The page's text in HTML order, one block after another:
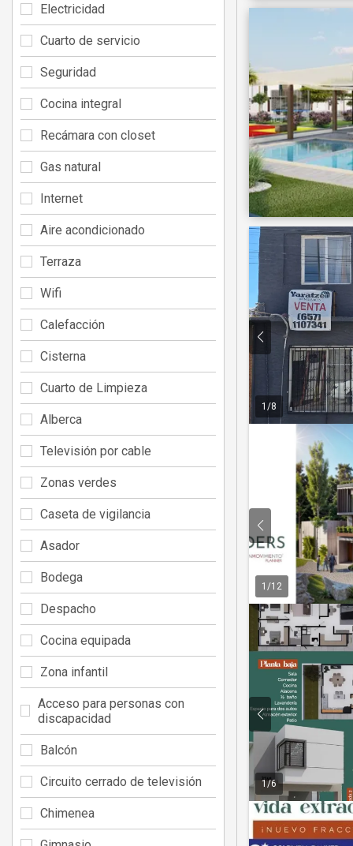
1 /8
1 /12
1/6
Electricidad
Cuarto de servicio
Seguridad
Cocina integral
Recámara con closet
Gas natural
Internet
Aire acondicionado
Terraza
Wifi
Calefacción
Cisterna
Cuarto de Limpieza
Alberca
Televisión por cable
Zonas verdes
Caseta de vigilancia
Asador
Bodega
Despacho
Cocina equipada
Zona infantil
Acceso para personas con
discapacidad
Balcón
Circuito cerrado de televisión
Chimenea